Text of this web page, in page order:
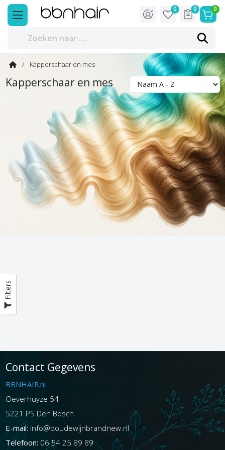
Filters
0
0
0
Kapperschaar en mes
Kapperschaar en mes
Contact Gegevens
BBNHAIR.nl
Oeverhuyze 54
5221 PS Den Bosch
E-mail: info@boudewijnbrandnew.nl
Telefoon: 06 54 25 89 89